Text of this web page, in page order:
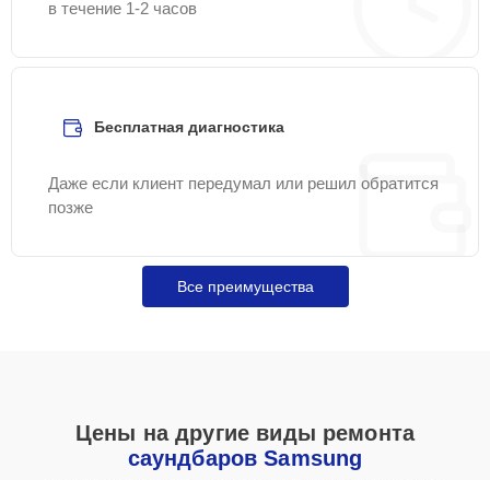
в течение 1-2 часов
Бесплатная диагностика
Даже если клиент передумал или решил обратится
позже
Все преимущества
Цены на другие виды ремонта
саундбаров Samsung